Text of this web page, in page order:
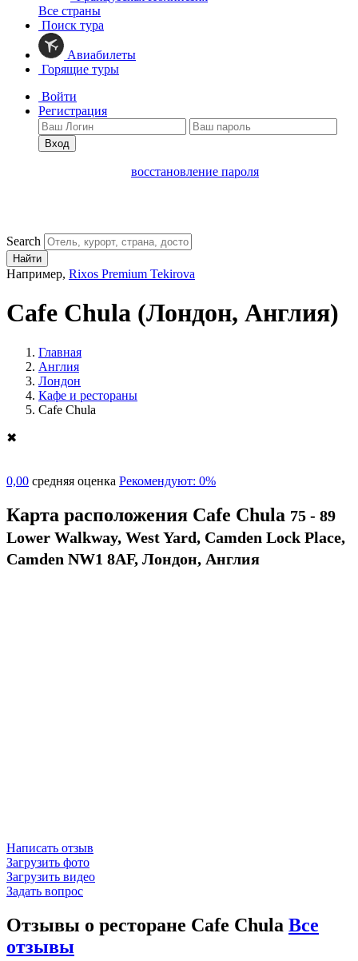
Все страны
Поиск тура
Авиабилеты
Горящие туры
Войти
Регистрация
Вход
восстановление пароля
Search
Найти
Например, Rixos Premium Tekirova
Cafe Chula (Лондон, Англия)
Главная
Англия
Лондон
Кафе и рестораны
Cafe Chula
✖
0,00 средняя оценка Рекомендуют: 0%
Карта расположения Cafe Chula 75 - 89
Lower Walkway, West Yard, Camden Lock Place,
Camden NW1 8AF, Лондон, Англия
Написать отзыв
Загрузить фото
Загрузить видео
Задать вопрос
Отзывы о ресторане Cafe Chula Все
отзывы